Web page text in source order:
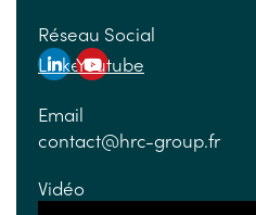
Réseau Social
LinkedinYoutube
Email
contact@hrc-group.fr
Vidéo